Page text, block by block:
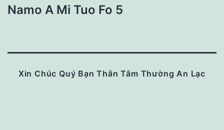
Namo A Mi Tuo Fo 5
Xin Chúc Quý Bạn Thân Tâm Thường An Lạc